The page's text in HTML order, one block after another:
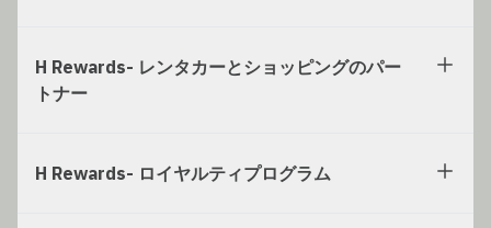
H Rewards- レンタカーとショッピングのパー
トナー
H Rewards- ロイヤルティプログラム